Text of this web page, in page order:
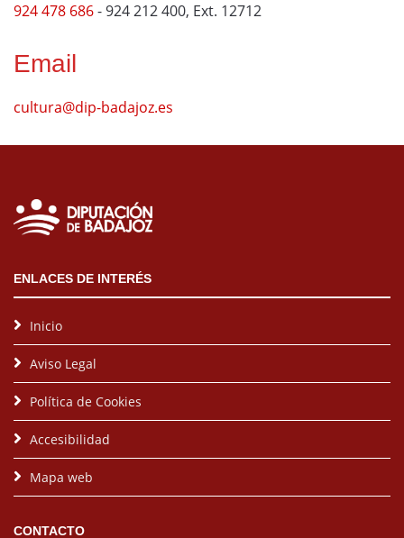
924 478 686- 924 212 400, Ext. 12712
Email
cultura@dip-badajoz.es
ENLACES DE INTERÉS
Inicio
Aviso Legal
Política de Cookies
Accesibilidad
Mapa web
CONTACTO